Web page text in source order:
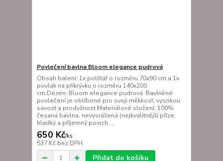
Povlečení bavlna Bloom elegance pudrová
Obsah balení: 1x polštář o rozměru 70x90 cm a 1x
povlak na přikrývku o rozměru 140x200
cm.Dezén: Bloom elegance pudrová. Bavlněné
povlečení je oblíbené pro svoji měkkost, vysokou
savost a prodyšnost.Materiálové složení: 100%
česaná bavlna, nevysrážená (nejkvalitnější příze,
hladký a příjemný povrch ...
650 Kč/ks
537 Kč bez DPH
Přidat do košíku